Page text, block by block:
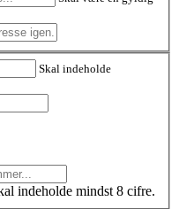
Skal indeholde
indeholde mindst 8 cifre.